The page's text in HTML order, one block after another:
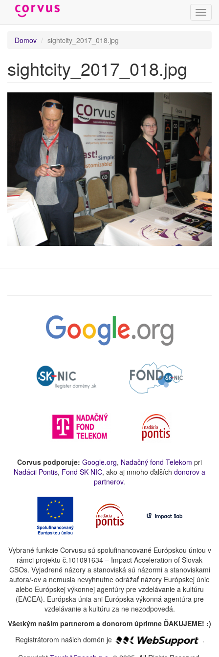
Skočiť
obsah
Domov
sightcity_2017_018.jpg
sightcity_2017_018.jpg
Corvus podporuje: Google.org, Nadačný fond Telekom pri
Nadácii Pontis, Fond SK-NIC, ako aj mnoho ďalších donorov a
partnerov.
Vybrané funkcie Corvusu sú spolufinancované Európskou úniou v
rámci projektu č.101091634 – Impact Acceleration of Slovak
CSOs. Vyjadrené názory a stanoviská sú názormi a stanoviskami
autora/-ov a nemusia nevyhnutne odrážať názory Európskej únie
alebo Európskej výkonnej agentúry pre vzdelávanie a kultúru
(EACEA). Európska únia ani Európska výkonná agentúra pre
vzdelávanie a kultúru za ne nezodpovedá.
Všetkým našim partnerom a donorom úprimne ĎAKUJEME! :)
Registrátorom našich domén je
.